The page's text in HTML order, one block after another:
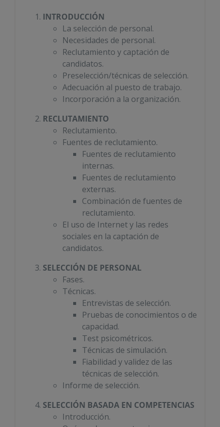
INTRODUCCIÓN
La selección de personal.
Necesidades de personal.
Reclutamiento y captación de
candidatos.
Preselección/técnicas de selección.
Adecuación al puesto de trabajo.
Incorporación a la organización.
RECLUTAMIENTO
Reclutamiento.
Fuentes de reclutamiento.
Fuentes de reclutamiento
internas.
Fuentes de reclutamiento
externas.
Combinación de fuentes de
reclutamiento.
El uso de Internet y las redes
sociales en la captación de
candidatos.
SELECCIÓN DE PERSONAL
Fases.
Técnicas.
Entrevistas de selección.
Pruebas de conocimientos o de
capacidad.
Test psicométricos.
Técnicas de simulación.
Fiabilidad y validez de las
técnicas de selección.
Informe de selección.
SELECCIÓN BASADA EN COMPETENCIAS
Introducción.